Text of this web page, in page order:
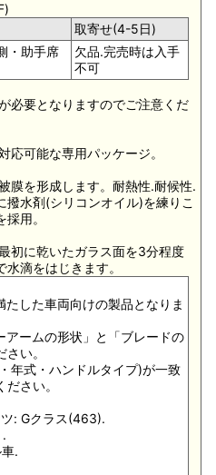
取寄せ(4-5日)
・助手席
欠品.完売時は入手
不可
必要となりますのでご注意くだ
応可能な専用パッケージ。
膜を形成します。耐熱性.耐候性.
水剤(シリコンオイル)を練りこ
用。
初に乾いたガラス面を3分程度
滴をはじきます。
した車両向けの製品となりま
アームの形状」と「ブレードの
い。
年式・ハンドルタイプ)が一致
さい。
: Gクラス(463).
.